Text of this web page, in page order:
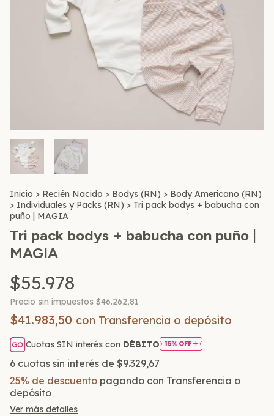
Inicio > Recién Nacido > Bodys (RN) > Body Americano (RN)
> Individuales y Packs (RN) > Tri pack bodys + babucha con
puño | MAGIA
Tri pack bodys + babucha con puño |
MAGIA
$55.978
Precio sin impuestos $46.262,81
$41.983,50 con Transferencia o depósito
Cuotas SIN interés con DÉBITO
6 cuotas sin interés de $9.329,67
25% de descuento pagando con Transferencia o
depósito
Ver más detalles